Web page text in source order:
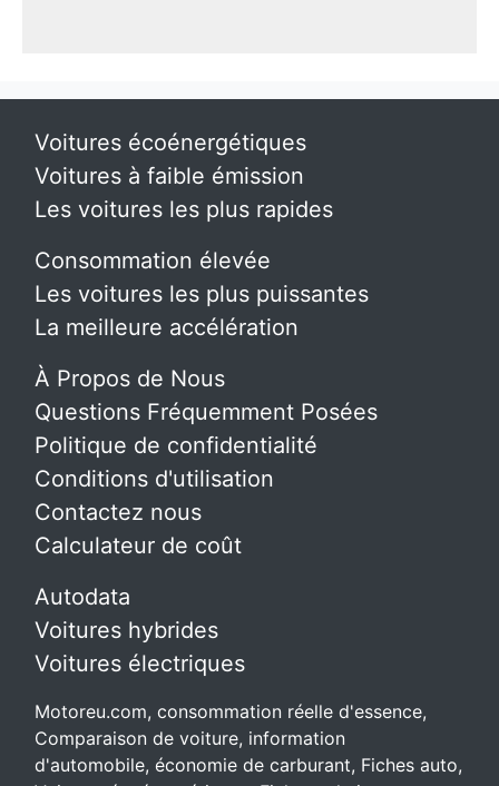
Voitures écoénergétiques
Voitures à faible émission
Les voitures les plus rapides
Consommation élevée
Les voitures les plus puissantes
La meilleure accélération
À Propos de Nous
Questions Fréquemment Posées
Politique de confidentialité
Conditions d'utilisation
Contactez nous
Calculateur de coût
Autodata
Voitures hybrides
Voitures électriques
Motoreu.com, consommation réelle d'essence,
Comparaison de voiture, information
d'automobile, économie de carburant, Fiches auto,